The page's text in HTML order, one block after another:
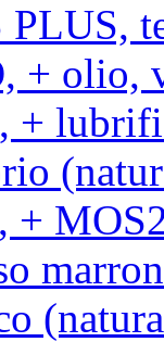
PLUS,
+ olio,
+
+